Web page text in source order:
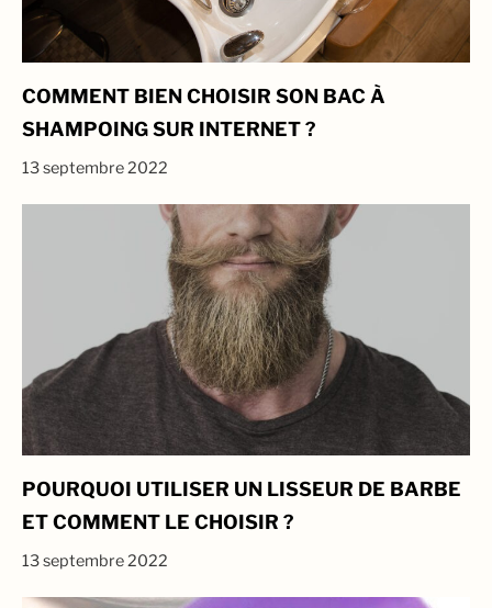
COMMENT BIEN CHOISIR SON BAC À
SHAMPOING SUR INTERNET ?
13 septembre 2022
POURQUOI UTILISER UN LISSEUR DE BARBE
ET COMMENT LE CHOISIR ?
13 septembre 2022